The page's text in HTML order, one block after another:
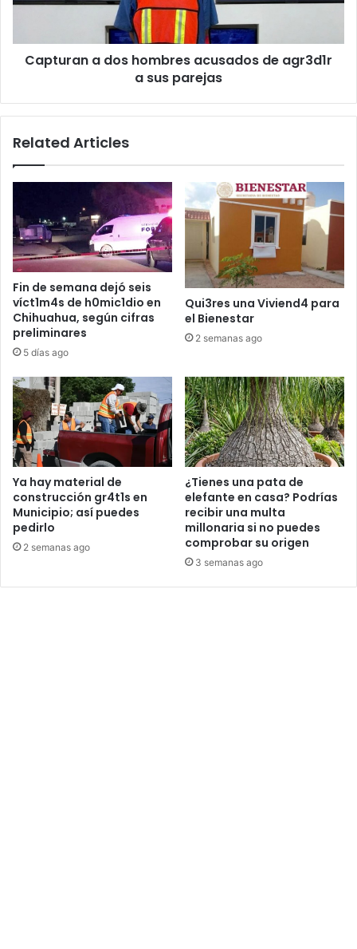
agr3d1r
sus
parejas
Capturan a dos hombres acusados de agr3d1r
a sus parejas
Related Articles
Fin de semana dejó seis
víct1m4s de h0mic1dio en
Chihuahua, según cifras
preliminares
5 días ago
Qui3res una Viviend4 para
el Bienestar
2 semanas ago
Ya hay material de
construcción gr4t1s en
Municipio; así puedes
pedirlo
2 semanas ago
¿Tienes una pata de
elefante en casa? Podrías
recibir una multa
millonaria si no puedes
comprobar su origen
3 semanas ago